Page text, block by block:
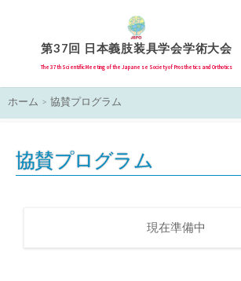
ツ
へ
第37回 日本義肢装具学会学術大会
The 37th Scientiﬁc Meeting of the Japanese Society of Prosthetics and Orthotics
ホーム > 協賛プログラム
協賛プログラム
現在準備中